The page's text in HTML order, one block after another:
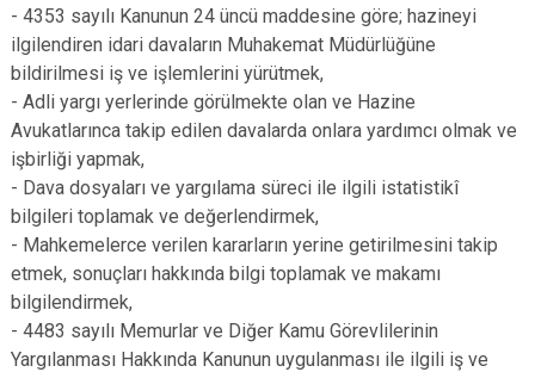
- 4353 sayılı Kanunun 24 üncü maddesine göre; hazineyi
ilgilendiren idari davaların Muhakemat Müdürlüğüne
bildirilmesi iş ve işlemlerini yürütmek,
- Adli yargı yerlerinde görülmekte olan ve Hazine
Avukatlarınca takip edilen davalarda onlara yardımcı olmak ve
işbirliği yapmak,
- Dava dosyaları ve yargılama süreci ile ilgili istatistikî
bilgileri toplamak ve değerlendirmek,
- Mahkemelerce verilen kararların yerine getirilmesini takip
etmek, sonuçları hakkında bilgi toplamak ve makamı
bilgilendirmek,
- 4483 sayılı Memurlar ve Diğer Kamu Görevlilerinin
Yargılanması Hakkında Kanunun uygulanması ile ilgili iş ve